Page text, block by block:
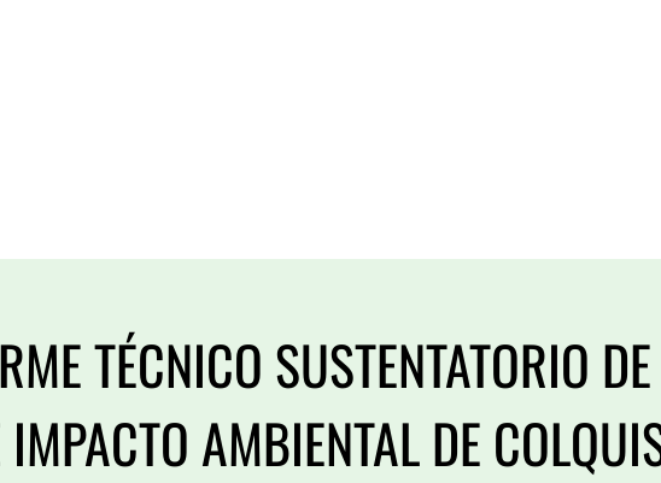
TÉCNICO SUSTENTATORIO
AMBIENTAL DE